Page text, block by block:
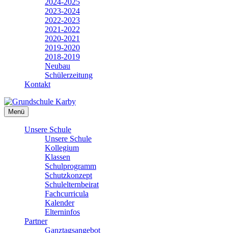
2024-2025
2023-2024
2022-2023
2021-2022
2020-2021
2019-2020
2018-2019
Neubau
Schülerzeitung
Kontakt
Menü
Unsere Schule
Unsere Schule
Kollegium
Klassen
Schulprogramm
Schutzkonzept
Schulelternbeirat
Fachcurricula
Kalender
Elterninfos
Partner
Ganztagsangebot